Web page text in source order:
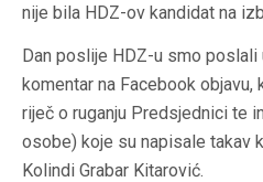
nije bila HDZ-ov kandidat na
Dan poslije HDZ-u smo poslali
komentar na Facebook objavu,
riječ o ruganju Predsjednici te
osobe) koje su napisale takav
Kolindi Grabar Kitarović.